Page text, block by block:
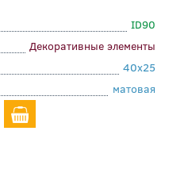
ID90
Декоративные элементы
40x25
матовая